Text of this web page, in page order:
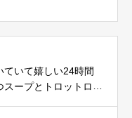
ていて嬉しい24時間
ープとトロットロ味